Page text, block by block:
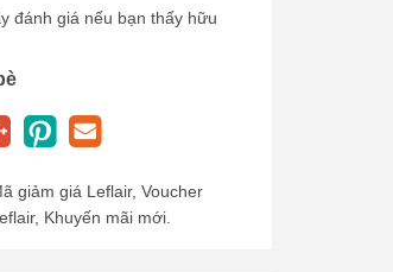
đánh giá nếu bạn thấy hữu
giảm giá Leflair, Voucher
Khuyến mãi mới.